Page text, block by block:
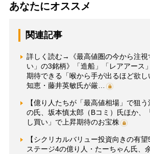
あなたにオススメ
関連記事
詳しく読む→《最高値圏の今から注視
い」の3銘柄》「造船」「レアアース
期待できる「喉から手が出るほど欲
知恵・藤井英敏氏が厳…
【億り人たちが「最高値相場」で狙
の氏、坂本慎太郎（Bコミ）氏ほか、
し買い」で上昇期待のお宝株
【シクリカルバリュー投資向きの有
ステージ4の億り人・たーちゃん氏、